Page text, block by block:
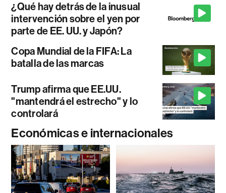
¿Qué hay detrás de la inusual
intervención sobre el yen por
parte de EE. UU. y Japón?
Copa Mundial de la FIFA: La
batalla de las marcas
Trump afirma que EE.UU.
"mantendrá el estrecho" y lo
controlará
Económicas e internacionales